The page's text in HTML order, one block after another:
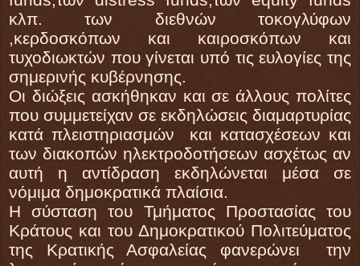
κλπ. των διεθνών τοκογλύφων
,κερδοσκόπων και καιροσκόπων και
τυχοδιωκτών που γίνεται υπό τις ευλογίες της
σημερινής κυβέρνησης.
Οι διώξεις ασκήθηκαν και σε άλλους πολίτες
που συμμετείχαν σε εκδηλώσεις διαμαρτυρίας
κατά πλειστηριασμών και κατασχέσεων και
των διακοπών ηλεκτροδοτήσεων ασχέτως αν
αυτή η αντίδραση εκδηλώνεται μέσα σε
νόμιμα δημοκρατικά πλαίσια.
Η σύσταση του Τμήματος Προστασίας του
Κράτους και του Δημοκρατικού Πολιτεύματος
της Κρατικής Ασφαλείας φανερώνει την